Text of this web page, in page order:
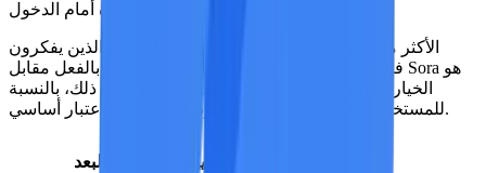
الأكثر ملاءمة لـ:
الكتّاب المبدعين ورواة القصص الذين يفكرون
بالكلمات. إذا كنت تدفع بالفعل مقابل ChatGPT Plus، فإن Sora هو
الخيار الطبيعي كميزة إضافية لتوليد الفيديو. ومع ذلك، بالنسبة
للمستخدمين داخل الصين، فإن قيود الوصول هي اعتبار أساسي.
البعد التقييم